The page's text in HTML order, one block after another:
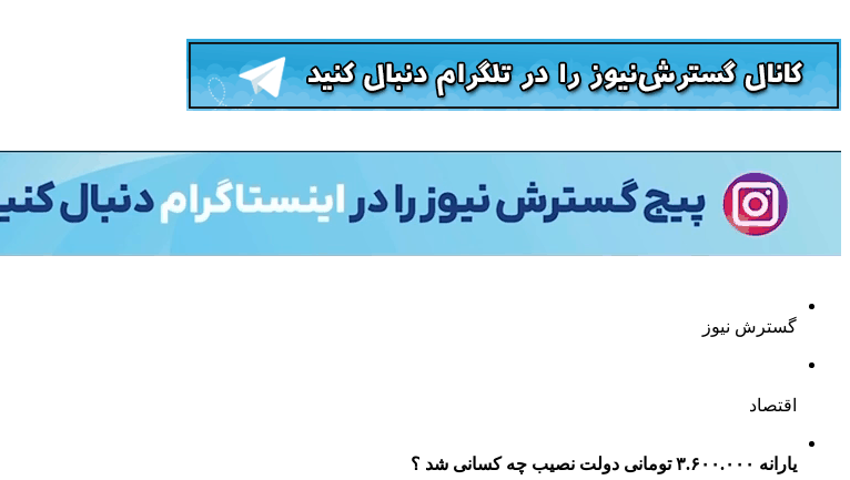
گسترش نیوز
اقتصاد
یارانه ۳.۶۰۰.۰۰۰ تومانی دولت نصیب چه کسانی شد ؟